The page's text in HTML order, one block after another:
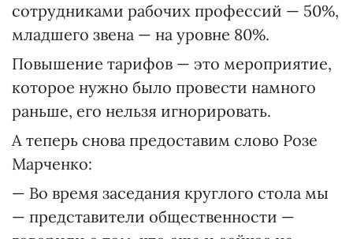
сотрудниками рабочих профессий — 50%,
младшего звена — на уровне 80%.
Повышение тарифов — это мероприятие,
которое нужно было провести намного
раньше, его нельзя игнорировать.
А теперь снова предоставим слово Розе
Марченко:
— Во время заседания круглого стола мы
— представители общественности —